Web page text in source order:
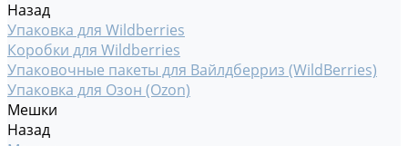
Назад
Упаковка для Wildberries
Коробки для Wildberries
Упаковочные пакеты для Вайлдберриз (WildBerries)
Упаковка для Озон (Ozon)
Мешки
Назад